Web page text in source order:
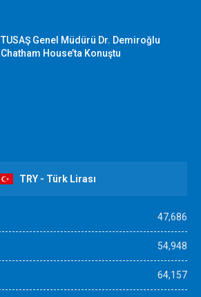
TUSAŞ Genel Müdürü Dr. Demiroğlu
Chatham House’ta Konuştu
TRY - Türk Lirası
47,686
54,948
64,157